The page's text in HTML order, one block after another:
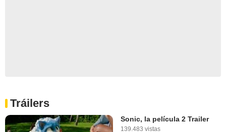
Tráilers
Sonic, la película 2 Trailer
139.483 vistas